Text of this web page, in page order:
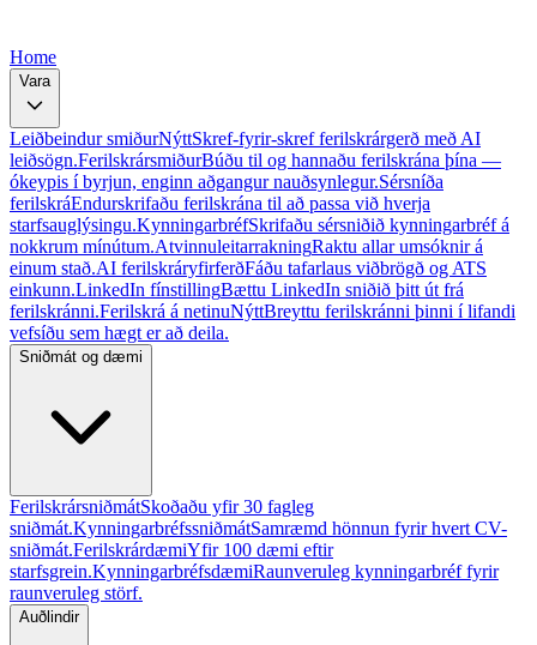
Home
Vara
Leiðbeindur smiðurNýttSkref-fyrir-skref ferilskrárgerð með AI
leiðsögn.FerilskrársmiðurBúðu til og hannaðu ferilskrána þína —
ókeypis í byrjun, enginn aðgangur nauðsynlegur.Sérsníða
ferilskráEndurskrifaðu ferilskrána til að passa við hverja
starfsauglýsingu.KynningarbréfSkrifaðu sérsniðið kynningarbréf á
nokkrum mínútum.AtvinnuleitarrakningRaktu allar umsóknir á
einum stað.AI ferilskráryfirferðFáðu tafarlaus viðbrögð og ATS
einkunn.LinkedIn fínstillingBættu LinkedIn sniðið þitt út frá
ferilskránni.Ferilskrá á netinuNýttBreyttu ferilskránni þinni í lifandi
vefsíðu sem hægt er að deila.
Sniðmát og dæmi
FerilskrársniðmátSkoðaðu yfir 30 fagleg
sniðmát.KynningarbréfssniðmátSamræmd hönnun fyrir hvert CV-
sniðmát.FerilskrárdæmiYfir 100 dæmi eftir
starfsgrein.KynningarbréfsdæmiRaunveruleg kynningarbréf fyrir
raunveruleg störf.
Auðlindir